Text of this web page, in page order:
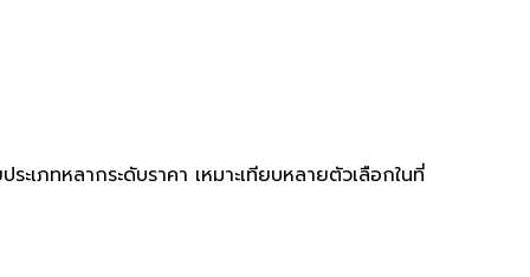
เภทหลากระดับราคา เหมาะเทียบหลายตัวเลือกในที่